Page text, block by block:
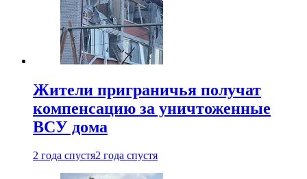
Жители приграничья получат
компенсацию за уничтоженные
ВСУ дома
2 года спустя2 года спустя